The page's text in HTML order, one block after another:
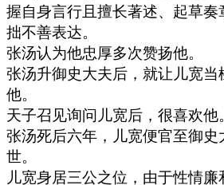
握自身言行且擅长著述、起草奏
拙不善表达。
张汤认为他忠厚多次赞扬他。
张汤升御史大夫后，就让儿宽当
他。
天子召见询问儿宽后，很喜欢他
张汤死后六年，儿宽便官至御史
世。
儿宽身居三公之位，由于性情